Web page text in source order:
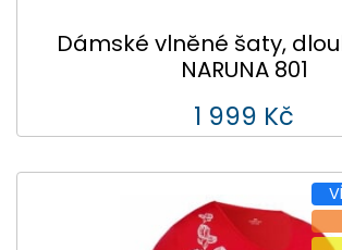
Dámské vlněné šaty,
NARUNA 801
1 999 Kč